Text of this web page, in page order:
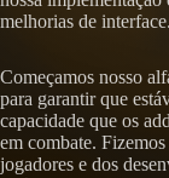
melhorias de interface.
Começamos nosso
para garantir que
capacidade que os
em combate.
jogadores e dos